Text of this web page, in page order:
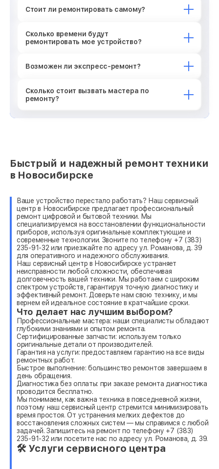
Стоит ли ремонтировать самому?
Сколько времени будут
ремонтировать мое устройство?
Возможен ли экспресс-ремонт?
Сколько стоит вызвать мастера по
ремонту?
Быстрый и надежный ремонт техники
в Новосибирске
Ваше устройство перестало работать? Наш сервисный
центр в Новосибирске предлагает профессиональный
ремонт цифровой и бытовой техники. Мы
специализируемся на восстановлении функциональности
приборов, используя оригинальные комплектующие и
современные технологии. Звоните по телефону +7 (383)
235-91-32 или приезжайте по адресу ул. Романова, д. 39
для оперативного и надежного обслуживания.
Наш сервисный центр в Новосибирске устраняет
неисправности любой сложности, обеспечивая
долговечность вашей техники. Мы работаем с широким
спектром устройств, гарантируя точную диагностику и
эффективный ремонт. Доверьте нам свою технику, и мы
вернем ей идеальное состояние в кратчайшие сроки.
Что делает нас лучшим выбором?
Профессиональные мастера: наши специалисты обладают
глубокими знаниями и опытом ремонта.
Сертифицированные запчасти: используем только
оригинальные детали от производителей.
Гарантия на услуги: предоставляем гарантию на все виды
ремонтных работ.
Быстрое выполнение: большинство ремонтов завершаем в
день обращения.
Диагностика без оплаты: при заказе ремонта диагностика
проводится бесплатно.
Мы понимаем, как важна техника в повседневной жизни,
поэтому наш сервисный центр стремится минимизировать
время простоя. От устранения мелких дефектов до
восстановления сложных систем — мы справимся с любой
задачей. Запишитесь на ремонт по телефону +7 (383)
235-91-32 или посетите нас по адресу ул. Романова, д. 39.
🛠 Услуги сервисного центра